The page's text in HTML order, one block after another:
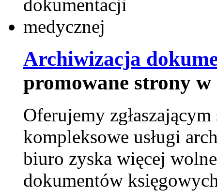
Archiwizacja
promowane strony
Oferujemy
kompleksowe usługi
biuro zyska więcej
dokumentów